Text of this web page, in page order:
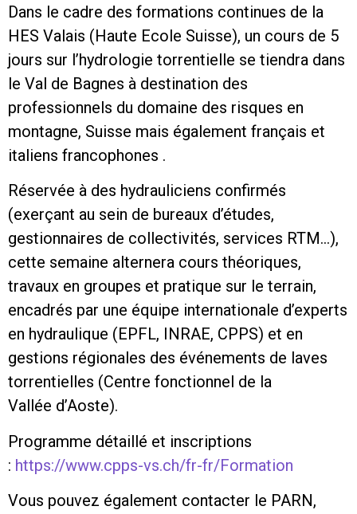
Dans le cadre des formations continues de la
HES Valais (Haute Ecole Suisse), un cours de 5
jours sur l’hydrologie torrentielle se tiendra dans
le Val de Bagnes à destination des
professionnels du domaine des risques en
montagne, Suisse mais également français et
italiens francophones .
Réservée à des hydrauliciens confirmés
(exerçant au sein de bureaux d’études,
gestionnaires de collectivités, services RTM…),
cette semaine alternera cours théoriques,
travaux en groupes et pratique sur le terrain,
encadrés par une équipe internationale d’experts
en hydraulique (EPFL, INRAE, CPPS) et en
gestions régionales des événements de laves
torrentielles (Centre fonctionnel de la
Vallée d’Aoste).
Programme détaillé et inscriptions
: https://www.cpps-vs.ch/fr-fr/Formation
Vous pouvez également contacter le PARN,